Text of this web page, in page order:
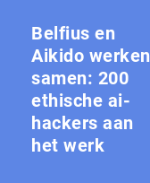
Belfius en
Aikido werken
samen: 200
ethische ai-
hackers aan
het werk